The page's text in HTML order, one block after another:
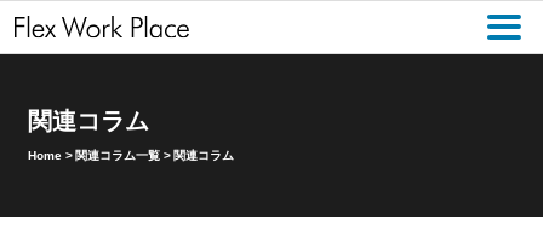
関連コラム
Home > 関連コラム一覧 > 関連コラム